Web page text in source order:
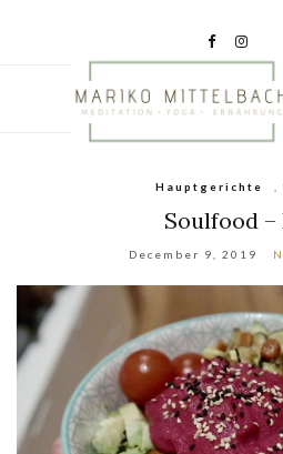
Hauptgerichte
Soulfood –
December 9, 2019